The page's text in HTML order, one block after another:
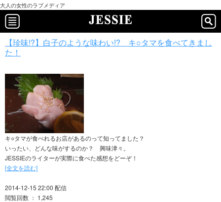
大人の女性のラブメディア
【珍味!?】白子のような味わい!? キ○タマを食べてきまし
た！
キ○タマが食べれるお店があるのって知ってました？
いったい、どんな味がするのか？ 興味津々。
JESSIEのライターが実際に食べた感想をどーぞ！
[全文を読む]
2014-12-15 22:00 配信
閲覧回数 ： 1,245